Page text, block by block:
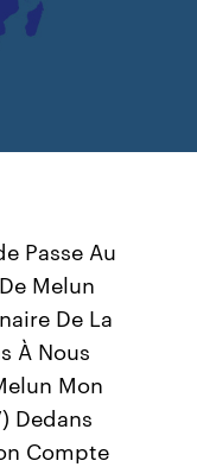
Passe Au
Melun
De La
À Nous
Mon
Dedans
Compte